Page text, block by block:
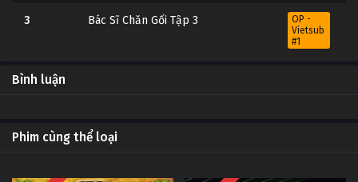
3 Bác Sĩ Chăn Gối Tập 3
OP -
Vietsub
#1
2
#1
Bác Sĩ Chăn Gối Tập 1
Bình luận
Phim cùng thể loại